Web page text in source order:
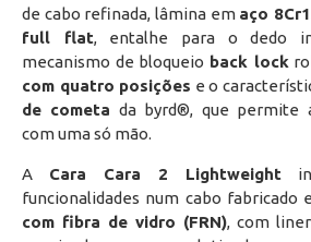
de cabo refinada, lâmina em aço
full flat, entalhe para o dedo
mecanismo de bloqueio back lock
com quatro posições e o
de cometa da byrd®, que permite
com uma só mão.
A Cara Cara 2 Lightweight
funcionalidades num cabo fabricado
com fibra de vidro (FRN), com